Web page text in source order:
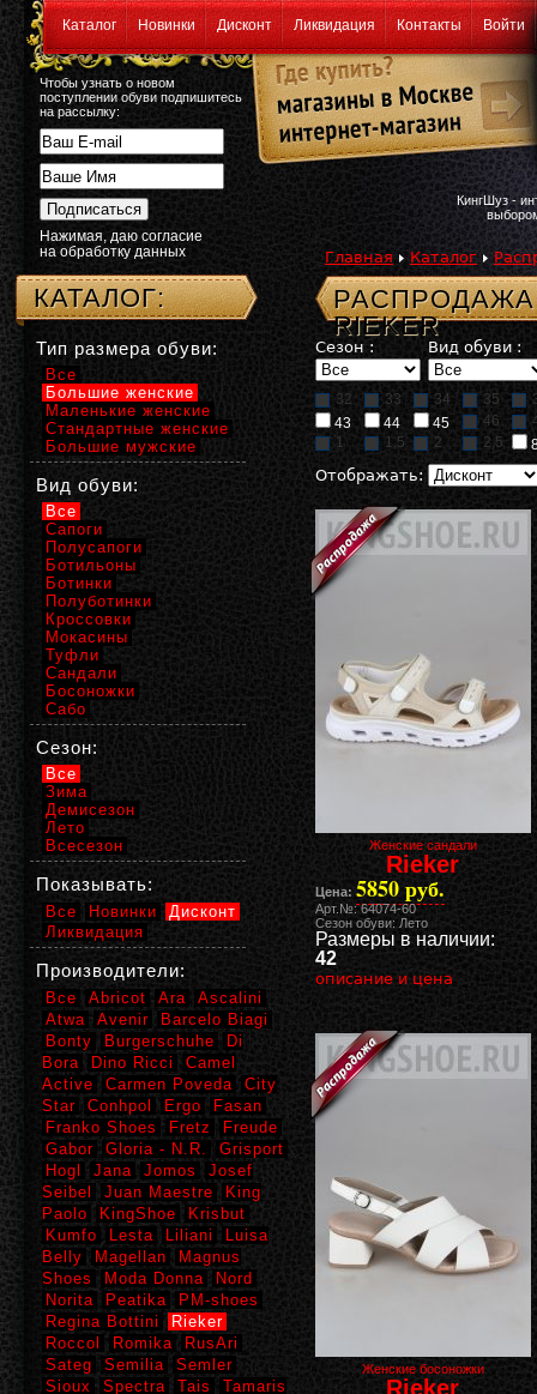
Каталог Новинки Дисконт Ликвидация Контакты Войти
Чтобы узнать о новом
поступлении обуви подпишитесь
на рассылку:
Нажимая, даю согласие
на обработку данных
КингШуз -
Главная Каталог
RIEKER
Сезон : Вид обуви :
32 33 34 35
43
44 45 46
1
1,5 2 2,5
Отображать:
Женские сандали
Rieker
Цена: 5850 руб.
Арт.№: 64074-60
Сезон обуви: Лето
Размеры в наличии:
42
описание и цена
Женские босоножки
Rieker
КАТАЛОГ:
Тип размера обуви:
Все
Большие женские
Маленькие женские
Стандартные женские
Большие мужские
Вид обуви:
Все
Сапоги
Полусапоги
Ботильоны
Ботинки
Полуботинки
Кроссовки
Мокасины
Туфли
Сандали
Босоножки
Сабо
Сезон:
Все
Зима
Демисезон
Лето
Всесезон
Показывать:
Все Новинки
Дисконт
Ликвидация
Производители:
Все Abricot Ara
Ascalini
Atwa
Avenir
Barcelo Biagi
Bonty
Burgerschuhe
Di
Bora
Dino Ricci
Camel
Active
Carmen Poveda
City
Star
Conhpol Ergo
Fasan
Franko Shoes
Fretz
Freude
Gabor
Gloria - N.R.
Grisport
Hogl
Jana Jomos
Josef
Seibel
Juan Maestre
King
Paolo
KingShoe
Krisbut
Kumfo
Lesta Liliani
Luisa
Belly
Magellan
Magnus
Shoes
Moda Donna
Nord
Norita
Peatika
PM-shoes
Regina Bottini
Rieker
Roccol
Romika
RusAri
Sateg
Semilia
Semler
Sioux
Spectra Tais
Tamaris